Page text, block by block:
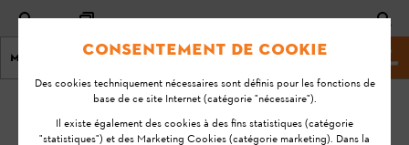
Menu Site marchand
KA-01039
Dernière
Consentement de cookie
Des cookies techniquement nécessaires sont définis pour les fonctions de
base de ce site Internet (catégorie "nécessaire").
Il existe également des cookies à des fins statistiques (catégorie
"statistiques") et des Marketing Cookies (catégorie marketing). Dans la